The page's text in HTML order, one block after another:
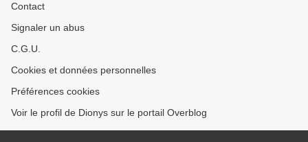
Contact
Signaler un abus
C.G.U.
Cookies et données personnelles
Préférences cookies
Voir le profil de Dionys sur le portail Overblog